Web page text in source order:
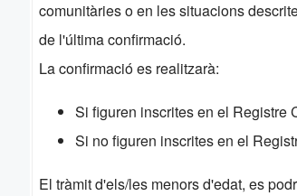
comunitàries o en les situacions
de l'última confirmació.
La confirmació es realitzarà:
Si figuren inscrites en el Registre
Si no figuren inscrites en el
El tràmit d'els/les menors d'edat, es